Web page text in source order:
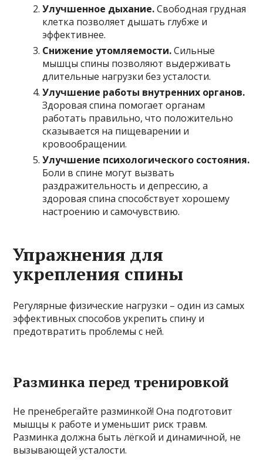
Улучшенное дыхание.Свободная грудная
клетка позволяет дышать глубже и
эффективнее.
Снижение утомляемости.Сильные
мышцы спины позволяют выдерживать
длительные нагрузки без усталости.
Улучшение работы внутренних органов.
Здоровая спина помогает органам
работать правильно, что положительно
сказывается на пищеварении и
кровообращении.
Улучшение психологического состояния.
Боли в спине могут вызвать
раздражительность и депрессию, а
здоровая спина способствует хорошему
настроению и самочувствию.
Упражнения для
укрепления спины
Регулярные физические нагрузки – один из самых
эффективных способов укрепить спину и
предотвратить проблемы с ней.
Разминка перед тренировкой
Не пренебрегайте разминкой! Она подготовит
мышцы к работе и уменьшит риск травм.
Разминка должна быть лёгкой и динамичной, не
вызывающей усталости.